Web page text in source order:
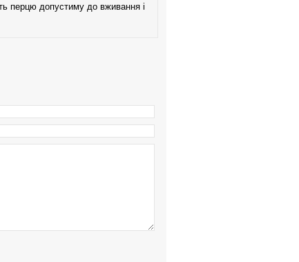
перцю допустиму до вживання і